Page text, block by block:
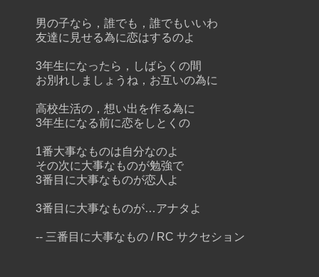
男の子なら，誰でも，誰でもいいわ
友達に見せる為に恋はするのよ
3年生になったら，しばらくの間
お別れしましょうね，お互いの為に
高校生活の，想い出を作る為に
3年生になる前に恋をしとくの
1番大事なものは自分なのよ
その次に大事なものが勉強で
3番目に大事なものが恋人よ
3番目に大事なものが…アナタよ
-- 三番目に大事なもの / RC サクセション